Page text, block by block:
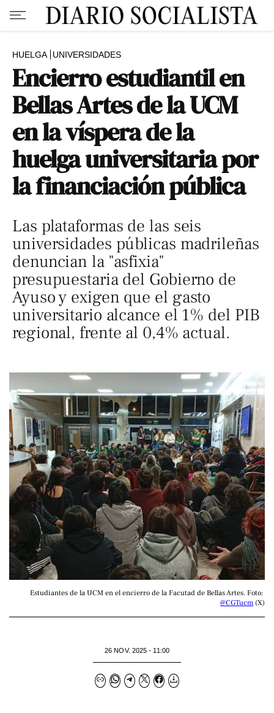
HUELGA UNIVERSIDADES
Encierro estudiantil en
Bellas Artes de la UCM
en la víspera de la
huelga universitaria por
la financiación pública
Las plataformas de las seis
universidades públicas madrileñas
denuncian la "asfixia"
presupuestaria del Gobierno de
Ayuso y exigen que el gasto
universitario alcance el 1% del PIB
regional, frente al 0,4% actual.
@CGTucm (X)
26 NOV. 2025 - 11:00